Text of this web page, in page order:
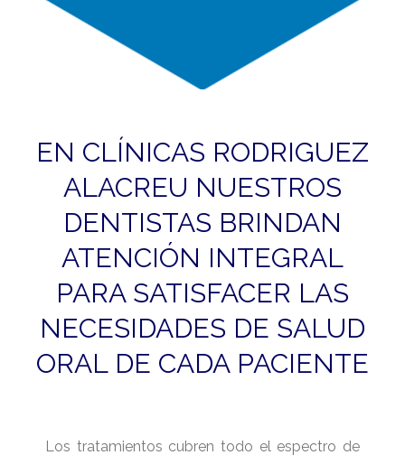
EN CLÍNICAS RODRIGUEZ
ALACREU NUESTROS
DENTISTAS BRINDAN
ATENCIÓN INTEGRAL
PARA SATISFACER LAS
NECESIDADES DE SALUD
ORAL DE CADA PACIENTE
Los tratamientos cubren todo el espectro de